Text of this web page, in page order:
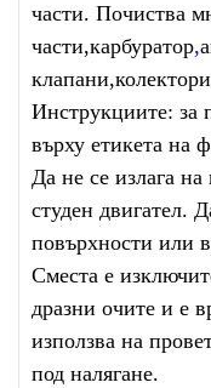
части. Почиства
части,карбуратор,
Инструкциите: за
върху етикета на
Да не се излага
студен двигател.
повърхности или
Сместа е
дразни очите и е
използва на
под налягане.